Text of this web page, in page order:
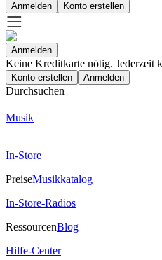
Anmelden Konto erstellen
Anmelden
Keine Kreditkarte nötig. Jederzeit
Konto erstellen Anmelden
Durchsuchen
Musik
In-Store
PreiseMusikkatalog
In-Store-Radios
RessourcenBlog
Hilfe-Center